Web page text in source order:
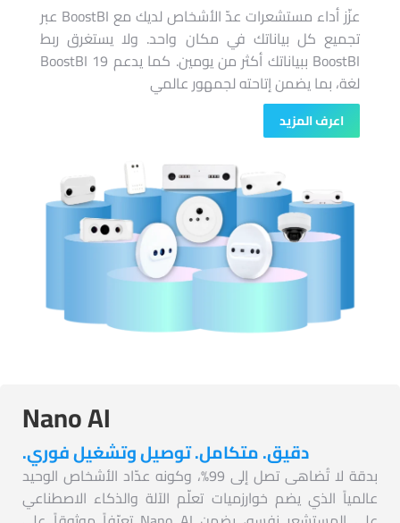
عزّز أداء مستشعرات عدّ الأشخاص لديك مع BoostBI عبر
تجميع كل بياناتك في مكان واحد. ولا يستغرق ربط
BoostBI ببياناتك أكثر من يومين. كما يدعم BoostBI 19
لغة، بما يضمن إتاحته لجمهور عالمي
اعرف المزيد
Nano AI
دقيق. متكامل. توصيل وتشغيل فوري.
بدقة لا تُضاهى تصل إلى 99%، وكونه عدّاد الأشخاص الوحيد
عالمياً الذي يضم خوارزميات تعلّم الآلة والذكاء الاصطناعي